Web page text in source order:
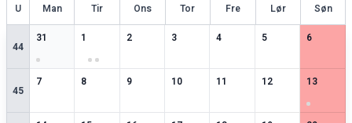
Uke Man Tir Ons Tor Fre Lør Søn
44
31
3spesielle datoer
15 spesielle datoer
2
2spesielle datoer
3
2spesielle datoer
4
2spesielle datoer
5
2spesielle datoer
6
2
45
7
2spesielle datoer
8
2spesielle datoer
9
2spesielle datoer
10
3spesielle datoer
11
3spesielle datoer
12
2spesielle datoer
13
4